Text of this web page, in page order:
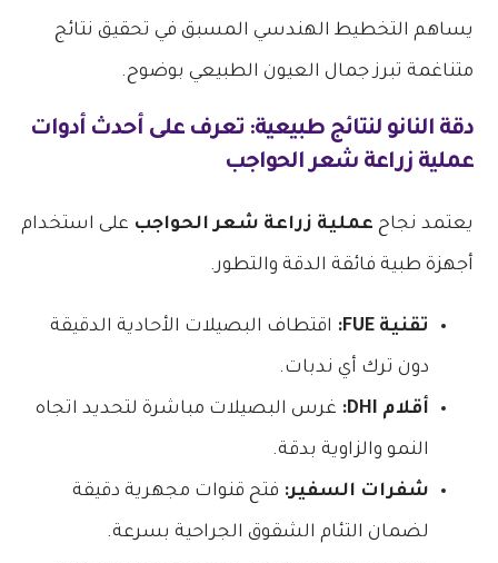
يساهم التخطيط الهندسي المسبق في تحقيق نتائج
متناغمة تبرز جمال العيون الطبيعي بوضوح.
دقة النانو لنتائج طبيعية: تعرف على أحدث أدوات
عملية زراعة شعر الحواجب
يعتمد نجاح عملية زراعة شعر الحواجب على استخدام
أجهزة طبية فائقة الدقة والتطور.
تقنية FUE: اقتطاف البصيلات الأحادية الدقيقة
دون ترك أي ندبات.
أقلام DHI: غرس البصيلات مباشرة لتحديد اتجاه
النمو والزاوية بدقة.
شفرات السفير: فتح قنوات مجهرية دقيقة
لضمان التئام الشقوق الجراحية بسرعة.